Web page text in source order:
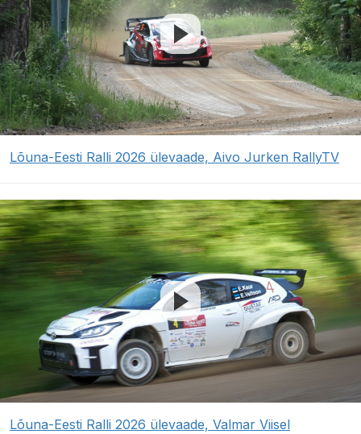
Lõuna-Eesti Ralli 2026 ülevaade, Aivo Jurken RallyTV
Lõuna-Eesti Ralli 2026 ülevaade, Valmar Viisel